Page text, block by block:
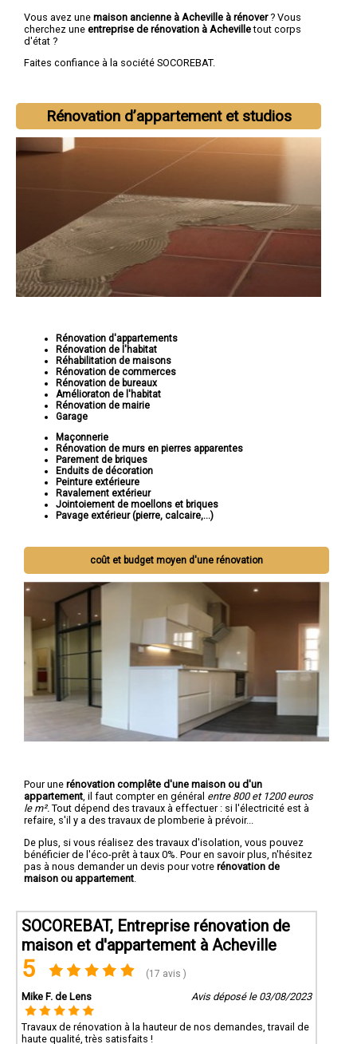
Vous avez une maison ancienne à Acheville à rénover? Vous
cherchez une entreprise de rénovation à Achevilletout corps
d'état ?
Faites confiance à la société SOCOREBAT.
Rénovation d’appartement et studios
Rénovation d'appartements
Rénovation de l'habitat
Réhabilitation de maisons
Rénovation de commerces
Rénovation de bureaux
Amélioraton de l'habitat
Rénovation de mairie
Garage
Maçonnerie
Rénovation de murs en pierres apparentes
Parement de briques
Enduits de décoration
Peinture extérieure
Ravalement extérieur
Jointoiement de moellons et briques
Pavage extérieur (pierre, calcaire,...)
coût et budget moyen d'une rénovation
Pour une rénovation complête d'une maison ou d'un
appartement , il faut compter en général entre 800 et 1200 euros
le m². Tout dépend des travaux à effectuer : si l'électricité est à
refaire, s'il y a des travaux de plomberie à prévoir...
De plus, si vous réalisez des travaux d'isolation, vous pouvez
bénéficier de l'éco-prêt à taux 0%. Pour en savoir plus, n'hésitez
pas à nous demander un devis pour votre rénovation de
maison ou appartement
SOCOREBAT, Entreprise rénovation de
maison et d'appartement à Acheville
5 (17 avis )
Mike F. de Lens Avis déposé le 03/08/2023
Travaux de rénovation à la hauteur de nos demandes, travail de
haute qualité, très satisfaits !